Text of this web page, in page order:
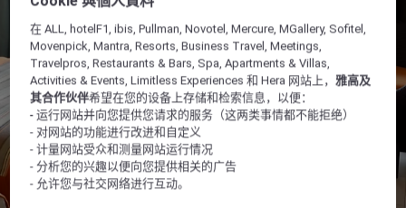
在 ALL, hotelF1, ibis, Pullman, Novotel, Mercure, MGallery, Sofitel,
Movenpick, Mantra, Resorts, Business Travel, Meetings,
Travelpros, Restaurants & Bars, Spa, Apartments & Villas,
Activities & Events, Limitless Experiences 和 Hera 网站上，雅高及
其合作伙伴希望在您的设备上存储和检索信息，以便：
- 运行网站并向您提供您请求的服务（这两类事情都不能拒绝）
- 对网站的功能进行改进和自定义
- 计量网站受众和测量网站运行情况
- 分析您的兴趣以便向您提供相关的广告
- 允许您与社交网络进行互动。